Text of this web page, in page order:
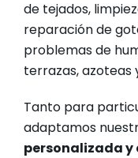
de tejados,
reparación de
problemas de
terrazas, azoteas
Tanto para
adaptamos
personalizada